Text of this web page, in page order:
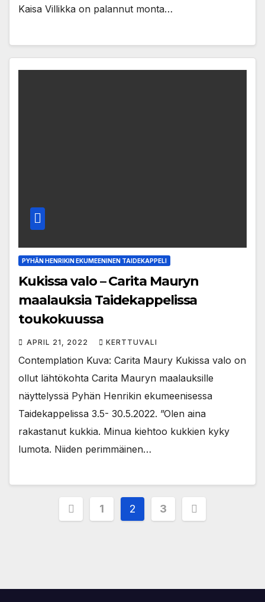
Kaisa Villikka on palannut monta…
PYHÄN HENRIKIN EKUMEENINEN TAIDEKAPPELI
Kukissa valo – Carita Mauryn
maalauksia Taidekappelissa
toukokuussa
APRIL 21, 2022 KERTTUVALI
Contemplation Kuva: Carita Maury Kukissa valo on
ollut lähtökohta Carita Mauryn maalauksille
näyttelyssä Pyhän Henrikin ekumeenisessa
Taidekappelissa 3.5- 30.5.2022. ”Olen aina
rakastanut kukkia. Minua kiehtoo kukkien kyky
lumota. Niiden perimmäinen…
Posts
1 2 3